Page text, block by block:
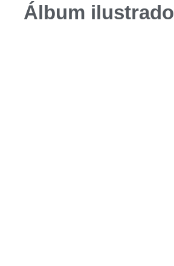
Álbum ilustrado